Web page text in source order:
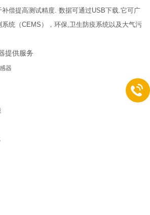
偿提高测试精度. 数据可通过USB下载.它可广
统（CEMS），环保,卫生防疫系统以及大气污
提供服务
器